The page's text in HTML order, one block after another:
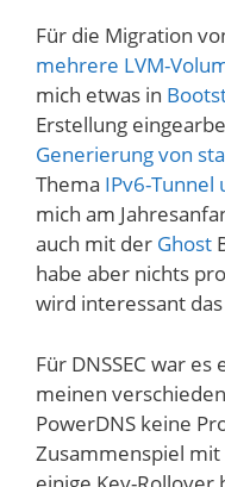
Für die Migration
mehrere LVM-
mich etwas in
Erstellung
Generierung von
Thema IPv6-Tunnel
mich am
auch mit der Ghost
habe aber nichts
wird interessant
Für DNSSEC war
meinen
PowerDNS keine
Zusammenspiel mit